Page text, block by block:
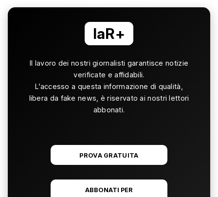
laR+
Il lavoro dei nostri giornalisti garantisce notizie
verificate e affidabili.
L’accesso a questa informazione di qualità,
libera da fake news, è riservato ai nostri lettori
abbonati.
PROVA GRATUITA
ABBONATI PER